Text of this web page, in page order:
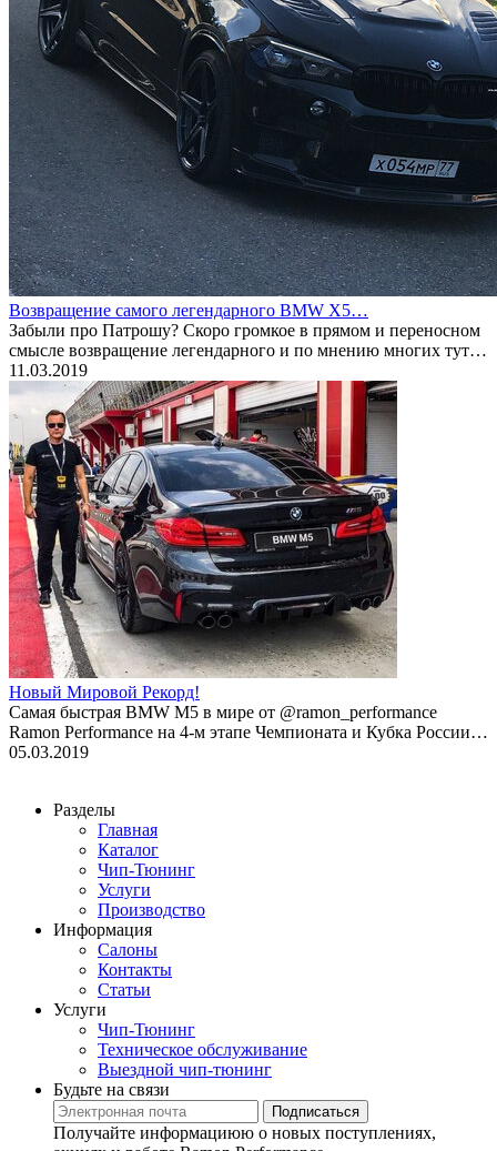
Возвращение самого легендарного BMW X5…
Забыли про Патрошу? Скоро громкое в прямом и переносном
смысле возвращение легендарного и по мнению многих тут…
11.03.2019
Новый Мировой Рекорд!
Cамая быстрая BMW M5 в мире от @ramon_performance
Ramon Performance на 4-м этапе Чемпионата и Кубка России…
05.03.2019
Разделы
Главная
Каталог
Чип-Тюнинг
Услуги
Производство
Информация
Салоны
Контакты
Статьи
Услуги
Чип-Тюнинг
Техническое обслуживание
Выездной чип-тюнинг
Будьте на связи
Подписаться
Получайте информациюю о новых поступлениях,